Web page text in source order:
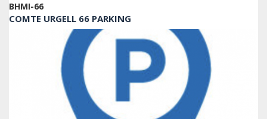
BHMI-66
COMTE URGELL 66 PARKING